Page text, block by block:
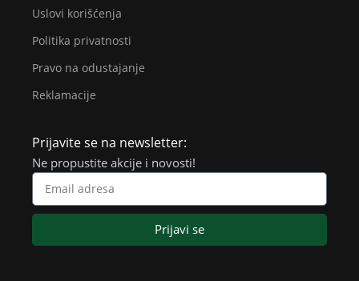
Uslovi korišćenja
Politika privatnosti
Pravo na odustajanje
Reklamacije
Prijavite se na newsletter:
Ne propustite akcije i novosti!
Prijavi se